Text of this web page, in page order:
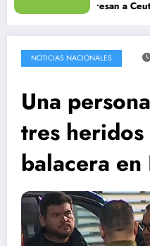
ingresan a Ceuta en
NOTICIAS NACIONALES
Una
tres
balacera en